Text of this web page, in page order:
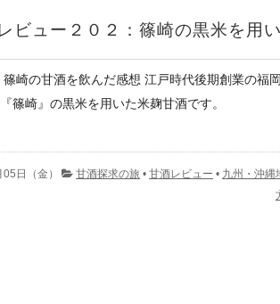
ビュー２０２：篠崎の黒米を用
崎の甘酒を飲んだ感想 江戸時代後期創業の福岡
篠崎』の黒米を用いた米麹甘酒です。
日（金） 甘酒探求の旅 • 甘酒レビュー • 九州・沖縄